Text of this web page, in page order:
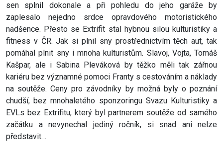
sen splnil dokonale a při pohledu do jeho garáže by
zaplesalo nejedno srdce opravdového motoristického
nadšence. Přesto se Extrifit stal hybnou silou kulturistiky a
fitness v ČR. Jak si plnil sny prostřednictvím těch aut, tak
pomáhal plnit sny i mnoha kulturistům. Slavoj, Vojta, Tomáš
Kašpar, ale i Sabina Pleváková by těžko měli tak zářnou
kariéru bez významné pomoci Franty s cestováním a náklady
na soutěže. Ceny pro závodníky by možná byly o poznání
chudší, bez mnohaletého sponzoringu Svazu Kulturistiky a
EVLs bez Extrifitu, který byl partnerem soutěže od samého
začátku a nevynechal jediný ročník, si snad ani nelze
představit…